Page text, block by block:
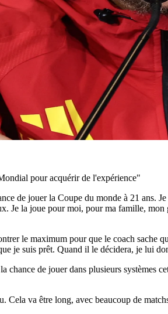
pour acquérir de l'expérience"
de jouer la Coupe du monde à 21 ans.
Je la joue pour moi, pour ma famille,
le maximum pour que le coach
je suis prêt. Quand il le décidera, je lui
de jouer dans plusieurs systèmes
Cela va être long, avec beaucoup de